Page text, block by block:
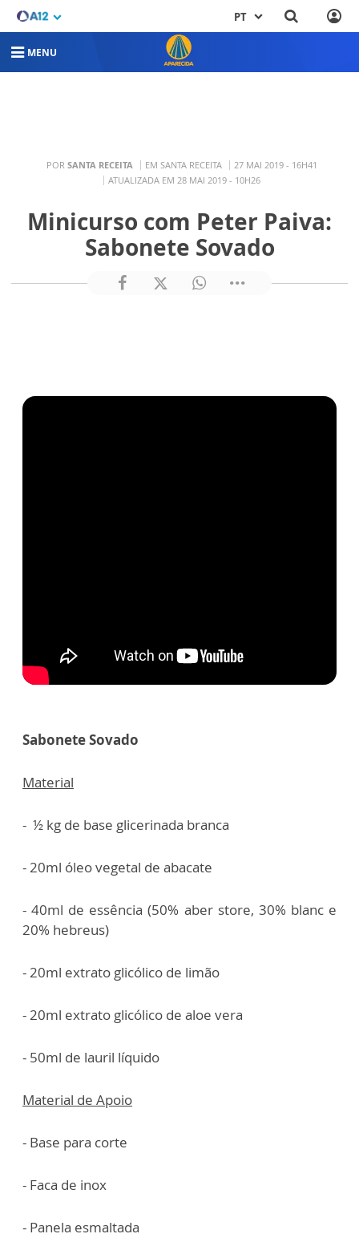
PT
MENU
POR SANTA RECEITA EM SANTA RECEITA
27 MAI 2019 - 16H41
ATUALIZADA EM 28 MAI 2019 - 10H26
Minicurso com Peter Paiva:
Sabonete Sovado
Sabonete Sovado
Material
- ½ kg de base glicerinada branca
- 20ml óleo vegetal de abacate
- 40ml de essência (50% aber store, 30% blanc e
20% hebreus)
- 20ml extrato glicólico de limão
- 20ml extrato glicólico de aloe vera
- 50ml de lauril líquido
Material de Apoio
- Base para corte
- Faca de inox
- Panela esmaltada